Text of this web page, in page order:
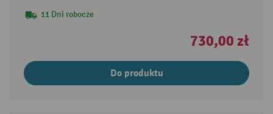
11 Dni robocze
730,00 zł
Do produktu